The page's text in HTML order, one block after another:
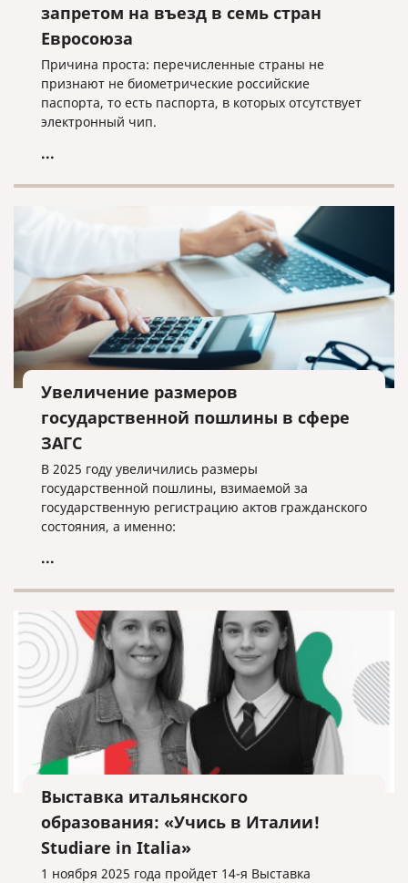
запретом на въезд в семь стран
Евросоюза
Причина проста: перечисленные страны не
признают не биометрические российские
паспорта, то есть паспорта, в которых отсутствует
электронный чип.
...
Увеличение размеров
государственной пошлины в сфере
ЗАГС
В 2025 году увеличились размеры
государственной пошлины, взимаемой за
государственную регистрацию актов гражданского
состояния, а именно:
...
Выставка итальянского
образования: «Учись в Италии!
Studiare in Italia»
1 ноября 2025 года пройдет 14-я Выставка